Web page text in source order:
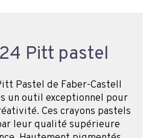
Pitt pastel
Pastel de Faber-Castell
un outil exceptionnel pour
Ces crayons pastels
leur qualité supérieure